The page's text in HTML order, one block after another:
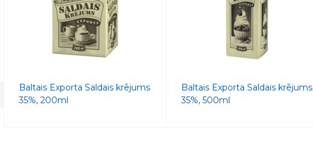
Baltais Exporta Saldais krējums
35%, 200ml
Baltais Exporta Saldais krējums
35%, 500ml